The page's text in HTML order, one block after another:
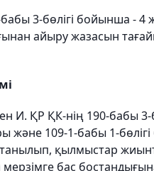
3-бөлігі бойынша - 4
айыру жазасын
И. ҚР ҚК-нің 190-бабы 3-
және 109-1-бабы 1-
танылып, қылмыстар
бас